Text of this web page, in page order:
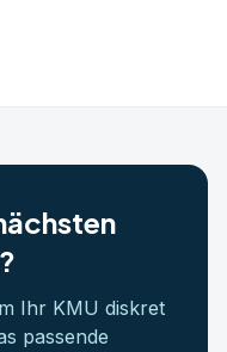
Ihr KMU diskret
passende